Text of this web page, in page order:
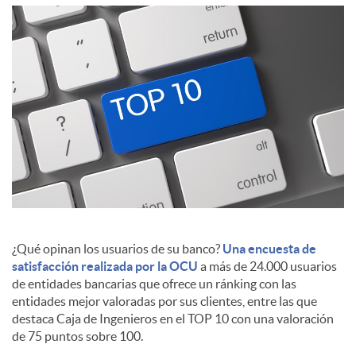
o
d
e
c
o
n
¿Qué opinan los usuarios de su banco? Una encuesta de
satisfacción realizada por la OCU a más de 24.000 usuarios
de entidades bancarias que ofrece un ránking con las
entidades mejor valoradas por sus clientes, entre las que
destaca Caja de Ingenieros en el TOP 10 con una valoración
de 75 puntos sobre 100.